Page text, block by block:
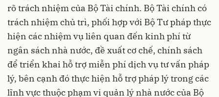
rõ trách nhiệm của Bộ Tài chính. Bộ Tài chính có
trách nhiệm chủ trì, phối hợp với Bộ Tư pháp thực
hiện các nhiệm vụ liên quan đến kinh phí từ
ngân sách nhà nước, đề xuất cơ chế, chính sách
để triển khai hỗ trợ miễn phí dịch vụ tư vấn pháp
lý, bên cạnh đó thực hiện hỗ trợ pháp lý trong các
lĩnh vực thuộc phạm vi quản lý nhà nước của Bộ